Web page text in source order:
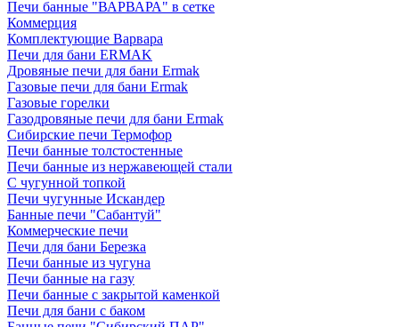
Печи банные "ВАРВАРА" в сетке
Коммерция
Комплектующие Варвара
Печи для бани ERMAK
Дровяные печи для бани Ermak
Газовые печи для бани Ermak
Газовые горелки
Газодровяные печи для бани Ermak
Сибирские печи Термофор
Печи банные толстостенные
Печи банные из нержавеющей стали
С чугунной топкой
Печи чугунные Искандер
Банные печи "Сабантуй"
Коммерческие печи
Печи для бани Березка
Печи банные из чугуна
Печи банные на газу
Печи банные с закрытой каменкой
Печи для бани с баком